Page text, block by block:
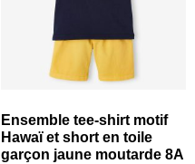
Ensemble tee-shirt motif
Hawaï et short en toile
garçon jaune moutarde 8A